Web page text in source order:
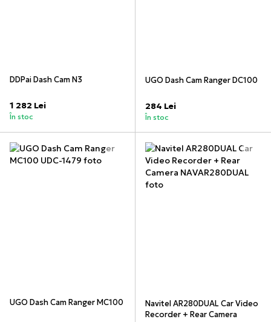
DDPai Dash Cam N3
1 282 Lei
În stoc
UGO Dash Cam Ranger DC100
284 Lei
În stoc
UGO Dash Cam Ranger MC100
Navitel AR280DUAL Car Video
Recorder + Rear Camera